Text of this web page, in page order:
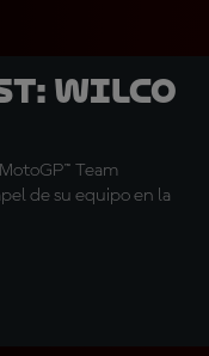
Wilco
Team
de su equipo en la